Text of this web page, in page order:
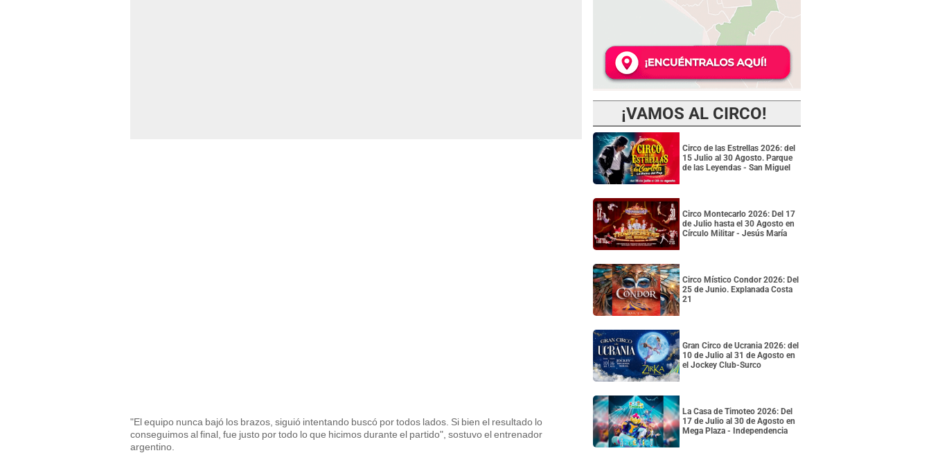
"El equipo nunca bajó los brazos, siguió intentando buscó por todos lados. Si bien el resultado lo
conseguimos al final, fue justo por todo lo que hicimos durante el partido", sostuvo el entrenador
argentino.
¡VAMOS AL CIRCO!
Circo de las Estrellas 2026: del
15 Julio al 30 Agosto. Parque
de las Leyendas - San Miguel
Circo Montecarlo 2026: Del 17
de Julio hasta el 30 Agosto en
Círculo Militar - Jesús María
Circo Místico Condor 2026: Del
25 de Junio. Explanada Costa
21
Gran Circo de Ucrania 2026: del
10 de Julio al 31 de Agosto en
el Jockey Club-Surco
La Casa de Timoteo 2026: Del
17 de Julio al 30 de Agosto en
Mega Plaza - Independencia